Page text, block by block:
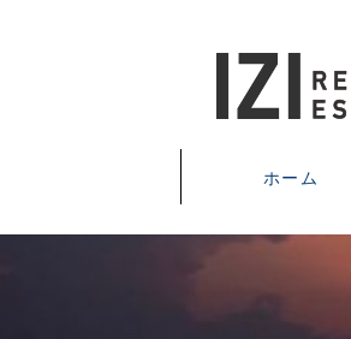
ホーム